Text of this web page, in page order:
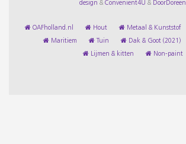
design & Convenient4U & DoorDoreen
OAFholland.nl Hout Metaal & Kunststof
Maritiem Tuin Dak & Goot (2021)
Lijmen & kitten Non-paint